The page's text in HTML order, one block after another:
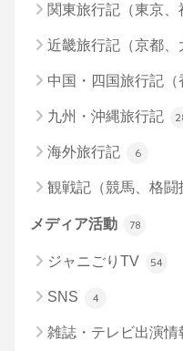
関東旅行記（東京、
近畿旅行記（京都、
中国・四国旅行記（
九州・沖縄旅行記
海外旅行記 6
観戦記（競馬、格闘
メディア活動 78
ジャニごりTV 54
SNS 4
雑誌・テレビ出演情